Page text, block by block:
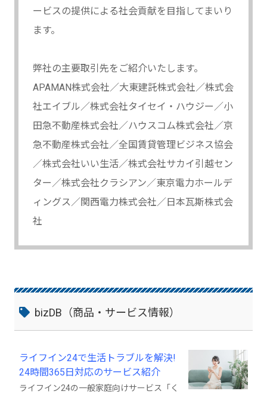
ービスの提供による社会貢献を目指してまいり
ます。
弊社の主要取引先をご紹介いたします。
APAMAN株式会社／大東建託株式会社／株式会
社エイブル／株式会社タイセイ・ハウジー／小
田急不動産株式会社／ハウスコム株式会社／京
急不動産株式会社／全国賃貸管理ビジネス協会
／株式会社いい生活／株式会社サカイ引越セン
ター／株式会社クラシアン／東京電力ホールデ
ィングス／関西電力株式会社／日本瓦斯株式会
社
bizDB（商品・サービス情報）
ライフイン24で生活トラブルを解決!
24時間365日対応のサービス紹介
ライフイン24の一般家庭向けサービス「く